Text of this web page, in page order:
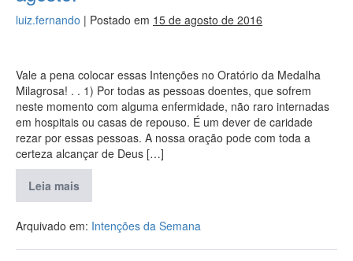
luiz.fernando | Postado em 15 de agosto de 2016
Vale a pena colocar essas Intenções no Oratório da Medalha
Milagrosa! . . 1) Por todas as pessoas doentes, que sofrem
neste momento com alguma enfermidade, não raro internadas
em hospitais ou casas de repouso. É um dever de caridade
rezar por essas pessoas. A nossa oração pode com toda a
certeza alcançar de Deus […]
Leia mais
Arquivado em: Intenções da Semana